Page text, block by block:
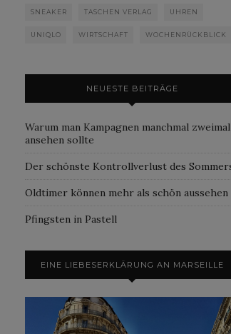
SNEAKER TASCHEN VERLAG UHREN
UNIQLO WIRTSCHAFT WOCHENRÜCKBLICK
NEUESTE BEITRÄGE
Warum man Kampagnen manchmal zweimal
ansehen sollte
Der schönste Kontrollverlust des
Oldtimer können mehr als schön aussehen
Pfingsten in Pastell
EINE LIEBESERKLÄRUNG AN MARSEILLE